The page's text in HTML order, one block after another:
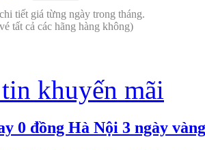
tiết giá từng ngày trong tháng.
tất cả các hãng hàng không)
khuyến mãi
0 đồng Hà Nội 3 ngày vàng